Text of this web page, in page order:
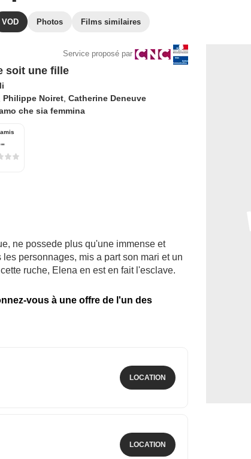
VOD Photos Films similaires
Service proposé par
soit une fille
Philippe Noiret, Catherine Deneuve
che sia femmina
ne possede plus qu'une immense et
personnages, mis a part son mari et un
ruche, Elena en est en fait l'esclave.
vous à une offre de l'un des
LOCATION
LOCATION